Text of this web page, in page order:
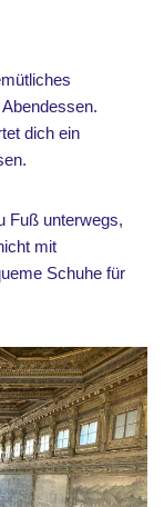
dich ein
Fuß unterwegs,
mit
Schuhe für